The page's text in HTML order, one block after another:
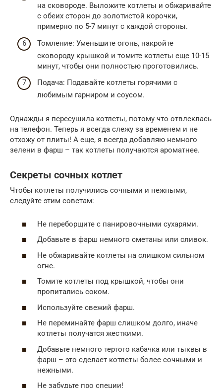
на сковороде. Выложите котлеты и обжаривайте
с обеих сторон до золотистой корочки,
примерно по 5-7 минут с каждой стороны.
Томление: Уменьшите огонь, накройте
сковороду крышкой и томите котлеты еще 10-15
минут, чтобы они полностью проготовились.
Подача: Подавайте котлеты горячими с
любимым гарниром и соусом.
Однажды я пересушила котлеты, потому что отвлеклась
на телефон. Теперь я всегда слежу за временем и не
отхожу от плиты! А еще, я всегда добавляю немного
зелени в фарш – так котлеты получаются ароматнее.
Секреты сочных котлет
Чтобы котлеты получились сочными и нежными,
следуйте этим советам:
Не переборщите с панировочными сухарями.
Добавьте в фарш немного сметаны или сливок.
Не обжаривайте котлеты на слишком сильном
огне.
Томите котлеты под крышкой, чтобы они
пропитались соком.
Используйте свежий фарш.
Не переминайте фарш слишком долго, иначе
котлеты получатся жесткими.
Добавьте немного тертого кабачка или тыквы в
фарш – это сделает котлеты более сочными и
нежными.
Не забудьте про специи!